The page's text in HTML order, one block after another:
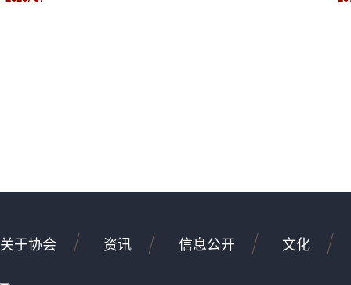
关于协会 资讯 信息公开 文化